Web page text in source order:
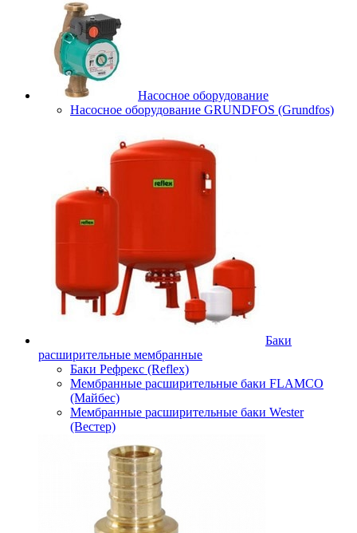
Насосное оборудование
Насосное оборудование GRUNDFOS (Grundfos)
Баки
расширительные мембранные
Баки Рефрекс (Reflex)
Мембранные расширительные баки FLAMCO
(Майбес)
Мембранные расширительные баки Wester
(Вестер)